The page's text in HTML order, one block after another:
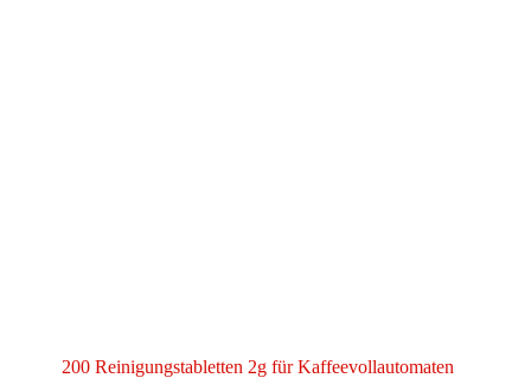
200 Reinigungstabletten 2g für Kaffeevollautomaten